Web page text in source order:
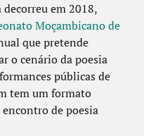
em 2018,
Moçambicano de
que pretende
o cenário da poesia
públicas de
tem um formato
de poesia